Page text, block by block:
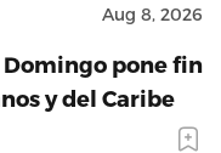
Aug 8, 2026
Domingo pone fin
y del Caribe